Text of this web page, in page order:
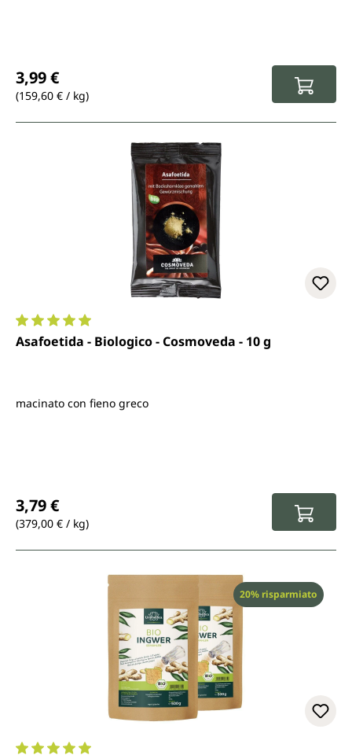
3,99 €
(159,60 € / kg)
Valutazione media di 5 su 5 stelle
Asafoetida - Biologico - Cosmoveda - 10 g
macinato con fieno greco
3,79 €
(379,00 € / kg)
Sconto
20% risparmiato